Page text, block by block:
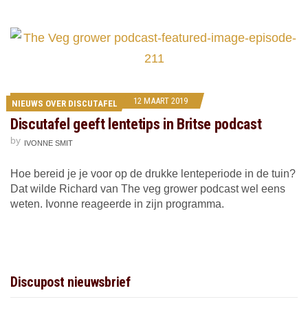
NIEUWS OVER DISCUTAFEL 12 MAART 2019
Discutafel geeft lentetips in Britse podcast
by IVONNE SMIT
Hoe bereid je je voor op de drukke lenteperiode in de tuin?
Dat wilde Richard van The veg grower podcast wel eens
weten. Ivonne reageerde in zijn programma.
Discupost nieuwsbrief